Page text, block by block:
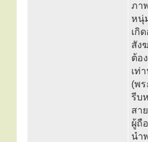
ภา
หนุ่
เกิ
สัง
ต้อ
เท่
(พ
รีบ
สา
ผู้ถื
นำ